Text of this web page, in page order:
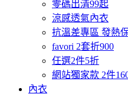
零碼出清99起
涼感透氣內衣
抗溫差專區 發熱
favori 2套折900
任選2件5折
網站獨家款 2件
內衣